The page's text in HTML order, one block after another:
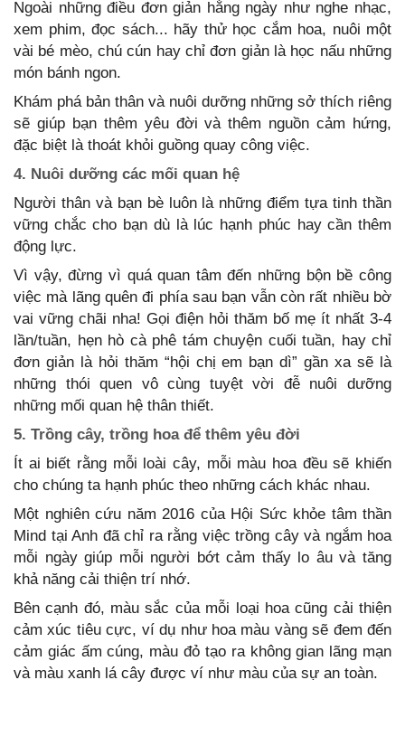
Ngoài những điều đơn giản hằng ngày như nghe nhạc,
xem phim, đọc sách... hãy thử học cắm hoa, nuôi một
vài bé mèo, chú cún hay chỉ đơn giản là học nấu những
món bánh ngon.
Khám phá bản thân và nuôi dưỡng những sở thích riêng
sẽ giúp bạn thêm yêu đời và thêm nguồn cảm hứng,
đặc biệt là thoát khỏi guồng quay công việc.
4. Nuôi dưỡng các mối quan hệ
Người thân và bạn bè luôn là những điểm tựa tinh thần
vững chắc cho bạn dù là lúc hạnh phúc hay cần thêm
động lực.
Vì vậy, đừng vì quá quan tâm đến những bộn bề công
việc mà lãng quên đi phía sau bạn vẫn còn rất nhiều bờ
vai vững chãi nha! Gọi điện hỏi thăm bố mẹ ít nhất 3-4
lần/tuần, hẹn hò cà phê tám chuyện cuối tuần, hay chỉ
đơn giản là hỏi thăm “hội chị em bạn dì” gần xa sẽ là
những thói quen vô cùng tuyệt vời đễ nuôi dưỡng
những mối quan hệ thân thiết.
5. Trồng cây, trồng hoa để thêm yêu đời
Ít ai biết rằng mỗi loài cây, mỗi màu hoa đều sẽ khiến
cho chúng ta hạnh phúc theo những cách khác nhau.
Một nghiên cứu năm 2016 của Hội Sức khỏe tâm thần
Mind tại Anh đã chỉ ra rằng việc trồng cây và ngắm hoa
mỗi ngày giúp mỗi người bớt cảm thấy lo âu và tăng
khả năng cải thiện trí nhớ.
Bên cạnh đó, màu sắc của mỗi loại hoa cũng cải thiện
cảm xúc tiêu cực, ví dụ như hoa màu vàng sẽ đem đến
cảm giác ấm cúng, màu đỏ tạo ra không gian lãng mạn
và màu xanh lá cây được ví như màu của sự an toàn.